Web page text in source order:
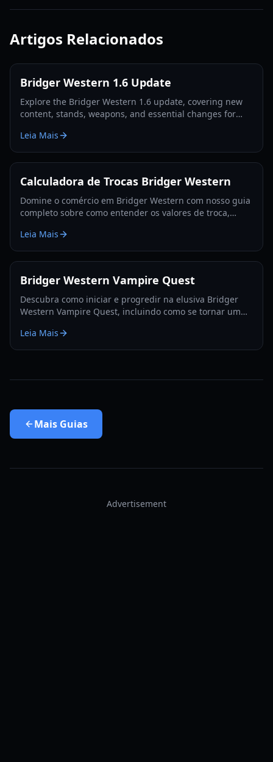
Artigos Relacionados
Bridger Western 1.6 Update
Explore the Bridger Western 1.6 update, covering new
content, stands, weapons, and essential changes for
Leia Mais
Calculadora de Trocas Bridger Western
Domine o comércio em Bridger Western com nosso guia
completo sobre como entender os valores de troca,
informadas.
Leia Mais
Bridger Western Vampire Quest
Descubra como iniciar e progredir na elusiva Bridger
Western Vampire Quest, incluindo como se tornar um
Leia Mais
Mais Guias
Advertisement